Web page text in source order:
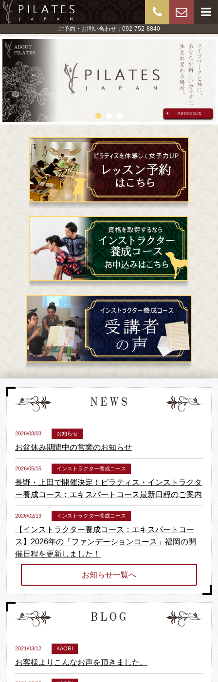
ご予約・お問い合わせ：092-752-8840
2026/08/03 お知らせ
お盆休み期間中の営業のお知らせ
2026/05/15 インストラクター養成コース
長野・上田で開催決定！ピラティス・インストラクタ
ー養成コース：エキスパートコース最新日程のご案内
2026/02/13 インストラクター養成コース
【インストラクター養成コース：エキスパートコー
ス】2026年の「ファンデーションコース」福岡の開
催日程を更新しました！
ワークショップ
ィクター・ウイガン）氏 来日ワークショップ
Konnect® Method
第2回 ENCOMPASS（エンコンパス）トレーナー養
成コース 福岡開催のお知らせ
お知らせ一覧へ
2021/03/12 KAORI
お客様よりこんなお声を頂きました。